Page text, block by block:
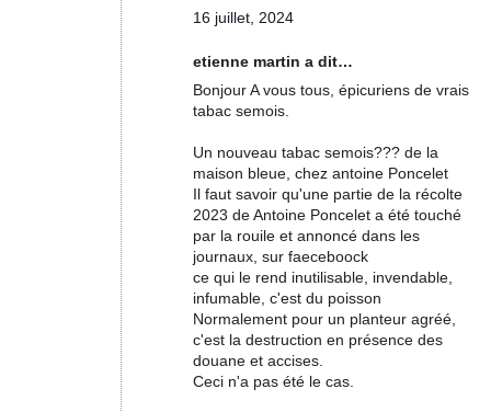
16 juillet, 2024
etienne martin a dit…
Bonjour A vous tous, épicuriens de vrais
tabac semois.
Un nouveau tabac semois??? de la
maison bleue, chez antoine Poncelet
Il faut savoir qu'une partie de la récolte
2023 de Antoine Poncelet a été touché
par la rouile et annoncé dans les
journaux, sur faeceboock
ce qui le rend inutilisable, invendable,
infumable, c'est du poisson
Normalement pour un planteur agréé,
c'est la destruction en présence des
douane et accises.
Ceci n'a pas été le cas.